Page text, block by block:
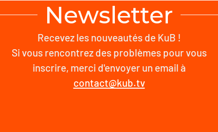
Newsletter
Recevez les nouveautés de KuB !
Si vous rencontrez des problèmes pour vous
inscrire, merci d'envoyer un email à
contact@kub.tv